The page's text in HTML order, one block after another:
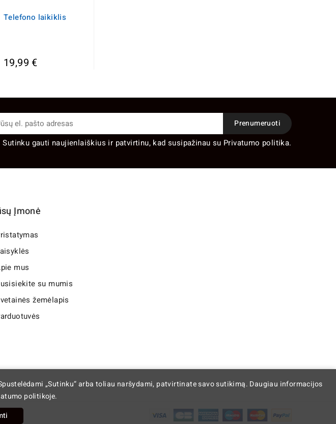
Telefono laikiklis
19,99 €
Sutinku gauti naujienlaiškius ir patvirtinu, kad susipažinau su Privatumo politika.
Įmonė
mus
su mumis
žemėlapis
„Sutinku“ arba toliau naršydami, patvirtinate savo sutikimą. Daugiau informacijos
politikoje.